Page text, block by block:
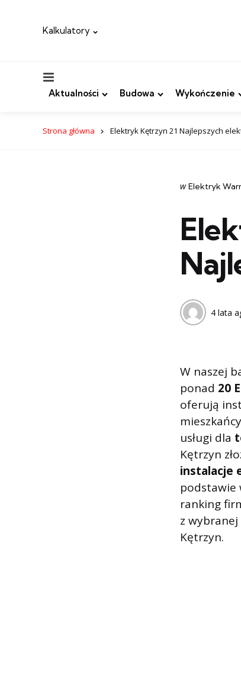
Kalkulatory
Aktualności Budowa Wykończenie
Strona główna Elektryk Kętrzyn 21 Najlepszych
Categories
post
w Elektryk
4 lata
W naszej
ponad 20
oferują
usługi dla
Kętrzyn
instalacje
podstawie
ranking
z
Kętrzyn.